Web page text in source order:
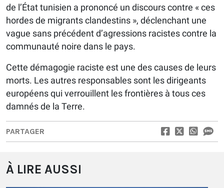
de l’État tunisien a prononcé un discours contre « ces
hordes de migrants clandestins », déclenchant une
vague sans précédent d’agressions racistes contre la
communauté noire dans le pays.
Cette démagogie raciste est une des causes de leurs
morts. Les autres responsables sont les dirigeants
européens qui verrouillent les frontières à tous ces
damnés de la Terre.
PARTAGER
À LIRE AUSSI